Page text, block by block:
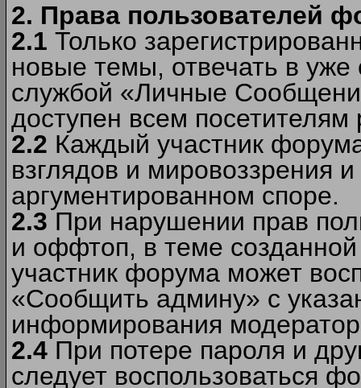
2. Права пользователей
2.1 Только
новые темы, отвечать в
службой «Личные
доступен всем посетителям
2.2 Каждый участник
взглядов и мировоззрения
аргументированном споре.
2.3 При нарушении прав
и оффтоп, в теме
участник форума может
«Сообщить админу» с
информирования
2.4 При потере пароля и
следует воспользоваться